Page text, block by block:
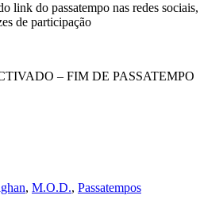
link do passatempo nas redes sociais,
de participação
– FIM DE PASSATEMPO
, M.O.D., Passatempos